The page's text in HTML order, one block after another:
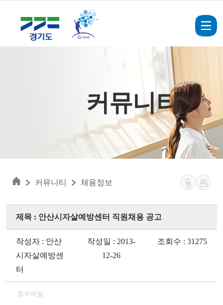
커뮤니티
커뮤니티 채용정보
제목 : 안산시자살예방센터 직원채용 공고
작성자 : 안산
시자살예방센
터
작성일 : 2013-
12-26
조회수 : 31275
첨부파일